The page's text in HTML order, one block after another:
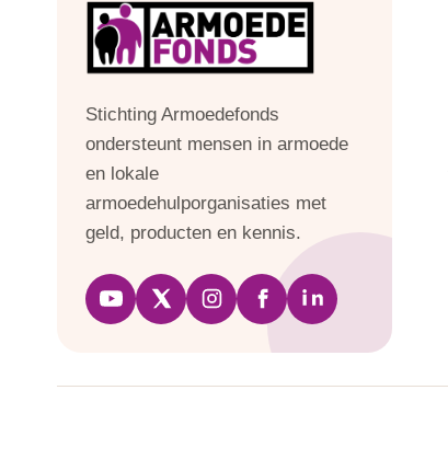
Stichting Armoedefonds
ondersteunt mensen in armoede
en lokale
armoedehulporganisaties met
geld, producten en kennis.